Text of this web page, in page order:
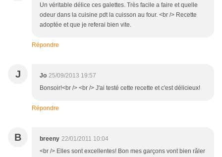
Un véritable délice ces galettes. Très facile a faire et quelle
odeur dans la cuisine pdt la cuisson au four. <br /> Recette
adoptée et que je referai bien vite.
Répondre
J Jo 25/09/2013 19:57
Bonsoir!<br /> <br /> J'ai testé cette recette et c'est délicieux!
Répondre
B breeny 22/01/2011 10:04
<br /> Elles sont excellentes! Bon mes garçons vont bien râler